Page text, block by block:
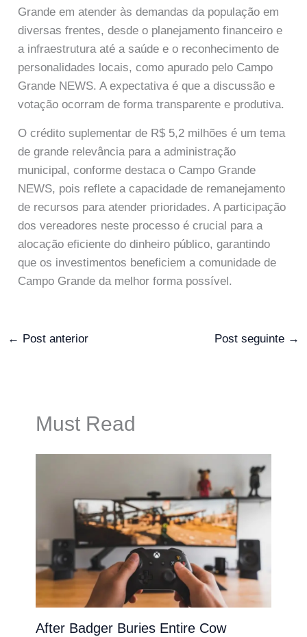
Grande em atender às demandas da população em
diversas frentes, desde o planejamento financeiro e
a infraestrutura até a saúde e o reconhecimento de
personalidades locais, como apurado pelo Campo
Grande NEWS. A expectativa é que a discussão e
votação ocorram de forma transparente e produtiva.
O crédito suplementar de R$ 5,2 milhões é um tema
de grande relevância para a administração
municipal, conforme destaca o Campo Grande
NEWS, pois reflete a capacidade de remanejamento
de recursos para atender prioridades. A participação
dos vereadores neste processo é crucial para a
alocação eficiente do dinheiro público, garantindo
que os investimentos beneficiem a comunidade de
Campo Grande da melhor forma possível.
← Post anterior Post seguinte →
Must Read
After Badger Buries Entire Cow